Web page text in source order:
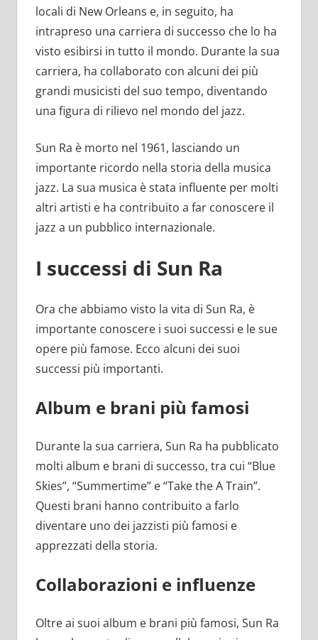
locali di New Orleans e, in seguito, ha
intrapreso una carriera di successo che lo ha
visto esibirsi in tutto il mondo. Durante la sua
carriera, ha collaborato con alcuni dei più
grandi musicisti del suo tempo, diventando
una figura di rilievo nel mondo del jazz.
Sun Ra è morto nel 1961, lasciando un
importante ricordo nella storia della musica
jazz. La sua musica è stata influente per molti
altri artisti e ha contribuito a far conoscere il
jazz a un pubblico internazionale.
I successi di Sun Ra
Ora che abbiamo visto la vita di Sun Ra, è
importante conoscere i suoi successi e le sue
opere più famose. Ecco alcuni dei suoi
successi più importanti.
Album e brani più famosi
Durante la sua carriera, Sun Ra ha pubblicato
molti album e brani di successo, tra cui “Blue
Skies”, “Summertime” e “Take the A Train”.
Questi brani hanno contribuito a farlo
diventare uno dei jazzisti più famosi e
apprezzati della storia.
Collaborazioni e influenze
Oltre ai suoi album e brani più famosi, Sun Ra